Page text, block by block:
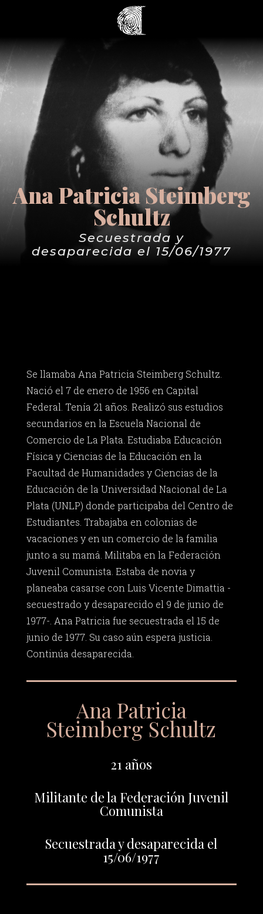
Ana Patricia Steimberg
Schultz
Secuestrada y
desaparecida el 15/06/1977
Se llamaba Ana Patricia Steimberg Schultz.
Nació el 7 de enero de 1956 en Capital
Federal. Tenía 21 años. Realizó sus estudios
secundarios en la Escuela Nacional de
Comercio de La Plata. Estudiaba Educación
Física y Ciencias de la Educación en la
Facultad de Humanidades y Ciencias de la
Educación de la Universidad Nacional de La
Plata (UNLP) donde participaba del Centro de
Estudiantes. Trabajaba en colonias de
vacaciones y en un comercio de la familia
junto a su mamá. Militaba en la Federación
Juvenil Comunista. Estaba de novia y
planeaba casarse con Luis Vicente Dimattia -
secuestrado y desaparecido el 9 de junio de
1977-. Ana Patricia fue secuestrada el 15 de
junio de 1977. Su caso aún espera justicia.
Continúa desaparecida.
Ana Patricia
Steimberg Schultz
21 años
Militante de la Federación Juvenil
Comunista
Secuestrada y desaparecida el
15/06/1977